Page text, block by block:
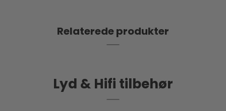
Relaterede produkter
Lyd & Hifi tilbehør